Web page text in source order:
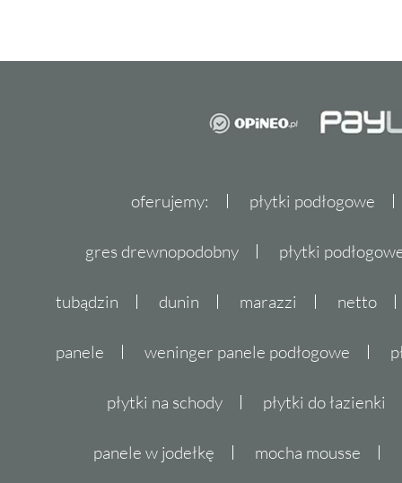
oferujemy: płytki podłogowe
gres drewnopodobny płytki
tubądzin dunin marazzi netto
panele weninger panele podłogowe
płytki na schody płytki do łazienki
panele w jodełkę mocha mousse